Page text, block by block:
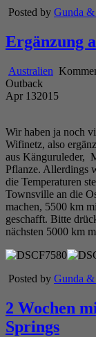
Posted by Gunda &
Ergänzung
Australien
Outback
Apr 132015
Wir haben ja noch
Wifinetz, also
aus Känguruleder,
Pflanze. Allerdings
die Temperaturen
Townsville an die
machen, 5500 km
geschafft. Bitte
nächsten 5000 km
Posted by Gunda &
2 Wochen
Springs